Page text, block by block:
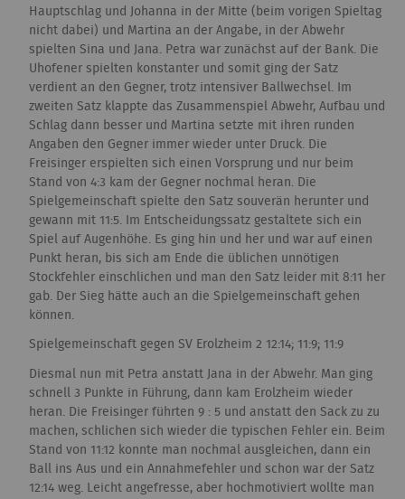
Hauptschlag und Johanna in der Mitte (beim vorigen Spieltag
nicht dabei) und Martina an der Angabe, in der Abwehr
spielten Sina und Jana. Petra war zunächst auf der Bank. Die
Uhofener spielten konstanter und somit ging der Satz
verdient an den Gegner, trotz intensiver Ballwechsel. Im
zweiten Satz klappte das Zusammenspiel Abwehr, Aufbau und
Schlag dann besser und Martina setzte mit ihren runden
Angaben den Gegner immer wieder unter Druck. Die
Freisinger erspielten sich einen Vorsprung und nur beim
Stand von 4:3 kam der Gegner nochmal heran. Die
Spielgemeinschaft spielte den Satz souverän herunter und
gewann mit 11:5. Im Entscheidungssatz gestaltete sich ein
Spiel auf Augenhöhe. Es ging hin und her und war auf einen
Punkt heran, bis sich am Ende die üblichen unnötigen
Stockfehler einschlichen und man den Satz leider mit 8:11 her
gab. Der Sieg hätte auch an die Spielgemeinschaft gehen
können.
Spielgemeinschaft gegen SV Erolzheim 2 12:14; 11:9; 11:9
Diesmal nun mit Petra anstatt Jana in der Abwehr. Man ging
schnell 3 Punkte in Führung, dann kam Erolzheim wieder
heran. Die Freisinger führten 9 : 5 und anstatt den Sack zu zu
machen, schlichen sich wieder die typischen Fehler ein. Beim
Stand von 11:12 konnte man nochmal ausgleichen, dann ein
Ball ins Aus und ein Annahmefehler und schon war der Satz
12:14 weg. Leicht angefresse, aber hochmotiviert wollte man